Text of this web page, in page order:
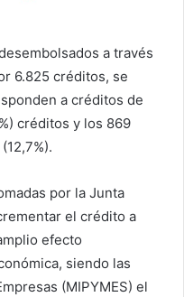
​​a través
6.825 créditos, se
a créditos de
créditos y los 869
por la Junta
el crédito a
efecto
siendo las
(MIPYMES) el